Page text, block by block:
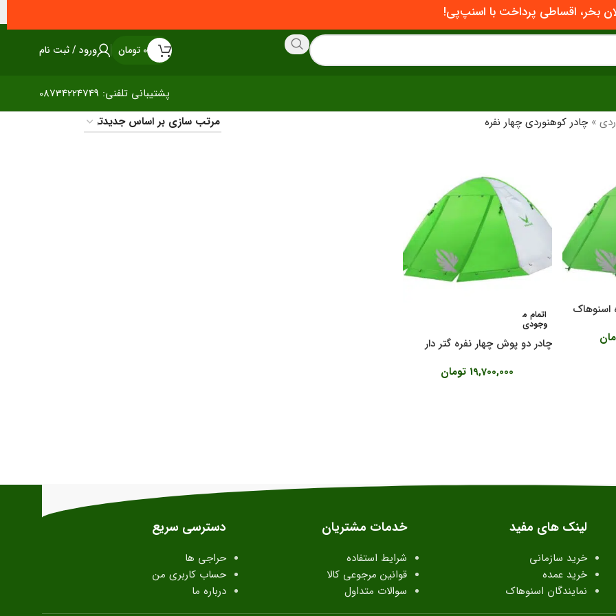
بخر، اقساطی پرداخت با اسنپ‌پی!
0 تومان ورود / ثبت نام
پشتیبانی تلفنی: 08734224749
»چادر کوهنوردی چهار نفره
اسنوهاک
اتمام م
وجودی
چادر دو پوش چهار نفره گتر دار
19,700,000 تومان
لینک های مفید
خرید سازمانی
خرید عمده
نمایندگان اسنوهاک
خدمات مشتریان
شرایط استفاده
قوانین مرجوعی کالا
سوالات متداول
دسترسی سریع
حراجی ها
حساب کاربری من
درباره ما